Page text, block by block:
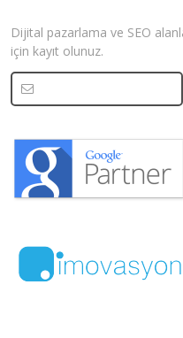
Dijital pazarlama ve SEO
için kayıt olunuz.